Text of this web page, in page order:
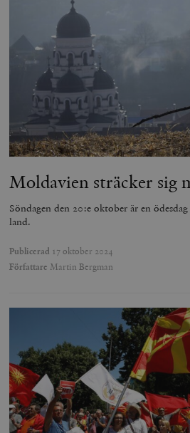
Moldavien sträcker sig
Söndagen den 20:e oktober är en
land.
Publicerad 17 oktober 2024
Författare Martin Bergman